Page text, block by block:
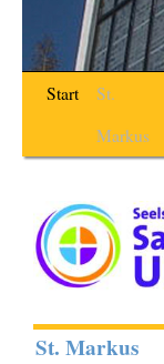
Start
St.
Markus
St. Markus